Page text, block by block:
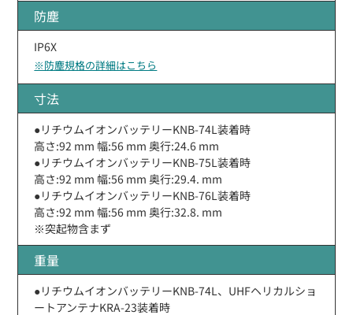
防塵
IP6X
※防塵規格の詳細はこちら
寸法
●リチウムイオンバッテリーKNB-74L装着時
高さ:92 mm 幅:56 mm 奥行:24.6 mm
●リチウムイオンバッテリーKNB-75L装着時
高さ:92 mm 幅:56 mm 奥行:29.4. mm
●リチウムイオンバッテリーKNB-76L装着時
高さ:92 mm 幅:56 mm 奥行:32.8. mm
※突起物含まず
重量
●リチウムイオンバッテリーKNB-74L、UHFヘリカルショ
ートアンテナKRA-23装着時